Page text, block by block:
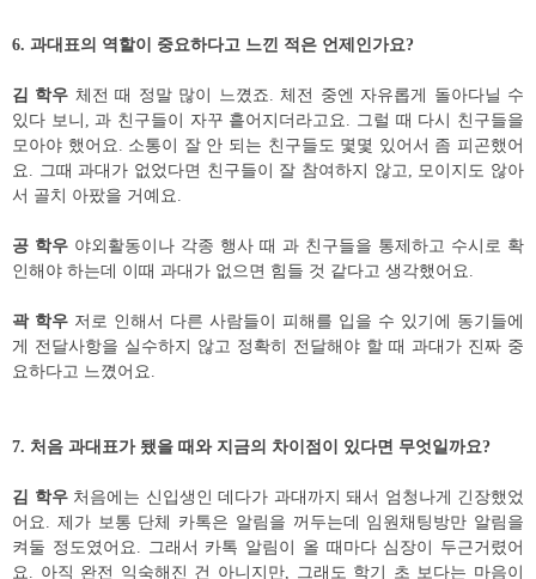
6. 과대표의 역할이 중요하다고 느낀 적은 언제인가요?
김 학우 체전 때 정말 많이 느꼈죠.체전 중엔 자유롭게 돌아다닐 수
있다 보니 ,과 친구들이 자꾸 흩어지더라고요. 그럴 때 다시 친구들을
모아야 했어요. 소통이 잘 안 되는 친구들도 몇몇 있어서 좀 피곤했어
요. 그때 과대가 없었다면 친구들이 잘 참여하지 않고, 모이지도 않아
서 골치 아팠을 거예요.
공 학우 야외활동이나 각종 행사 때 과 친구들을 통제하고 수시로 확
인해야 하는데 이때 과대가 없으면 힘들 것 같다고 생각했어요.
곽 학우 저로 인해서 다른 사람들이 피해를 입을 수 있기에 동기들에
게 전달사항을 실수하지 않고 정확히 전달해야 할 때 과대가 진짜 중
요하다고 느꼈어요.
7. 처음 과대표가 됐을 때와 지금의 차이점이 있다면 무엇일까요?
김 학우 처음에는 신입생인 데다가 과대까지 돼서 엄청나게 긴장했었
어요. 제가 보통 단체 카톡은 알림을 꺼두는데 임원채팅방만 알림을
켜둘 정도였어요. 그래서 카톡 알림이 올 때마다 심장이 두근거렸어
요. 아직 완전 익숙해진 건 아니지만, 그래도 학기 초 보다는 마음이